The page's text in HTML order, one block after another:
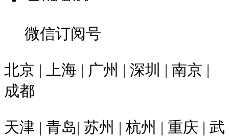
微信订阅号
北京 | 上海 | 广州 | 深圳 | 南京 |
成都
天津 | 青岛| 苏州 | 杭州 | 重庆 | 武